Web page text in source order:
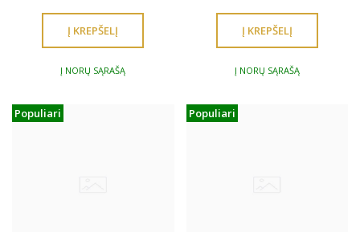
Į NORŲ SĄRAŠĄ Į NORŲ SĄRAŠĄ
Populiari Populiari